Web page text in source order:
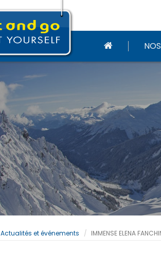
Actualités et événements IMMENSE ELENA